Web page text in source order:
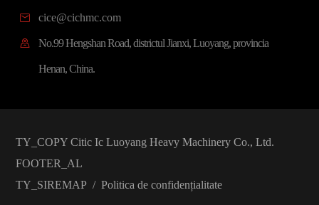
 cice@cichmc.com

No.99 Hengshan Road, districtul Jianxi, Luoyang, provincia
Henan, China.
TY_COPY Citic Ic Luoyang Heavy Machinery Co., Ltd.
FOOTER_AL
TY_SIREMAP/ Politica de confidențialitate